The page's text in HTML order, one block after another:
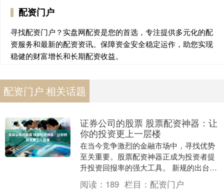
配资门户
寻找配资门户？实盘网配资是您的首选，专注提供多元化的配
资服务和最新的配资资讯。保障资金安全稳定运作，助您实现
稳健的财富增长和长期配资收益。
配资门户 相关话题
证券公司的股票 股票配资神器：让
你的投资更上一层楼
在当今竞争激烈的金融市场中，寻找优势
至关重要。股票配资神器正成为投资者提
升投资回报率的强大工具。 新规的出台将
有效规范期货配资市场，防范过度杠杆和
风险外溢。通过....
阅读： 189 栏目： 配资门户